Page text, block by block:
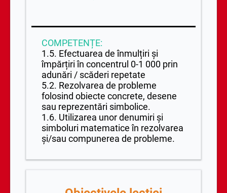
COMPETENȚE:
1.5. Efectuarea de înmulțiri și
împărțiri în concentrul 0-1 000 prin
adunări / scăderi repetate
5.2. Rezolvarea de probleme
folosind obiecte concrete, desene
sau reprezentări simbolice.
1.6. Utilizarea unor denumiri și
simboluri matematice în rezolvarea
și/sau compunerea de probleme.